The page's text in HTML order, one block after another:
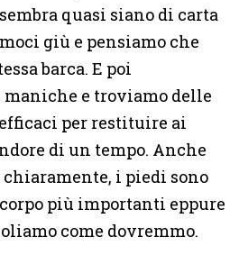
quasi siano di carta
giù e pensiamo che
barca. E poi
e troviamo delle
per restituire ai
di un tempo. Anche
i piedi sono
più importanti eppure
come dovremmo.